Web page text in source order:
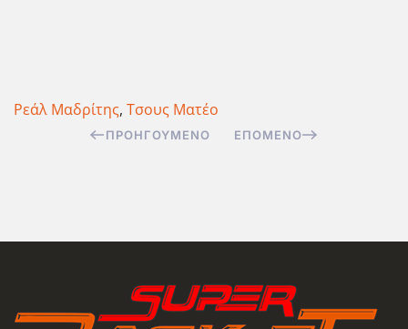
Ρεάλ Μαδρίτης, Τσους Ματέο
ΠΡΟΗΓΟΎΜΕΝΟ ΕΠΌΜΕΝΟ